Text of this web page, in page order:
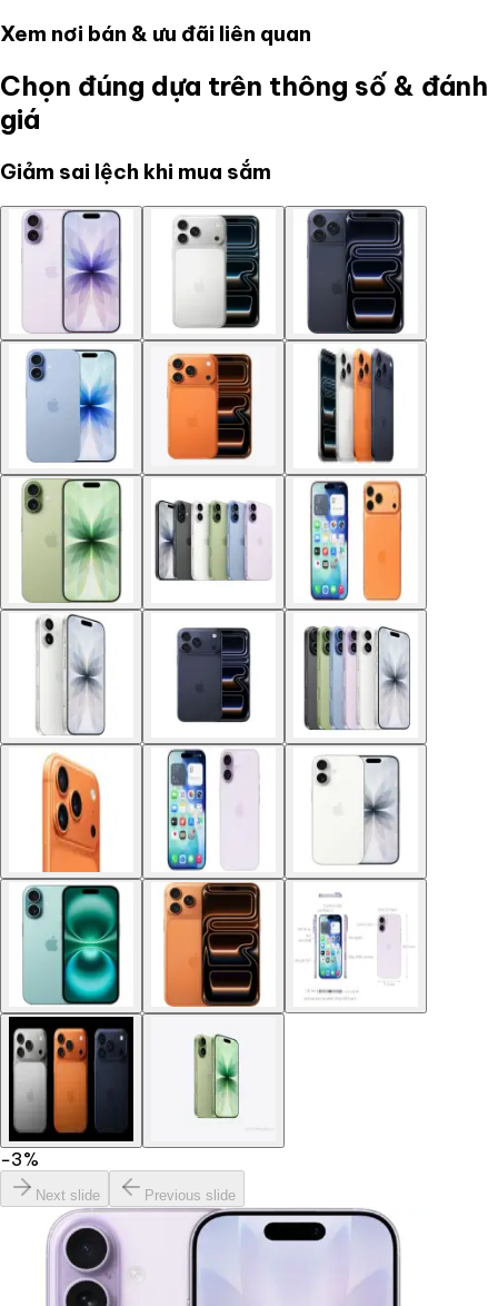
Xem nơi bán & ưu đãi liên quan
Chọn đúng dựa trên thông số & đánh
giá
Giảm sai lệch khi mua sắm
−3%
Next slide Previous slide